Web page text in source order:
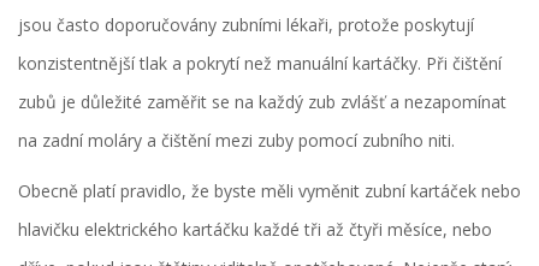
jsou často doporučovány zubními lékaři, protože poskytují
konzistentnější tlak a pokrytí než manuální kartáčky. Při čištění
zubů je důležité zaměřit se na každý zub zvlášť a nezapomínat
na zadní moláry a čištění mezi zuby pomocí zubního niti.
Obecně platí pravidlo, že byste měli vyměnit zubní kartáček nebo
hlavičku elektrického kartáčku každé tři až čtyři měsíce, nebo